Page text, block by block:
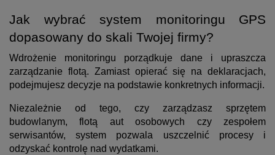
Jak wybrać system monitoringu GPS
dopasowany do skali Twojej firmy?
Wdrożenie monitoringu porządkuje dane i upraszcza
zarządzanie flotą. Zamiast opierać się na deklaracjach,
podejmujesz decyzje na podstawie konkretnych informacji.
Niezależnie od tego, czy zarządzasz sprzętem
budowlanym, flotą aut osobowych czy zespołem
serwisantów, system pozwala uszczelnić procesy i
odzyskać kontrolę nad wydatkami.